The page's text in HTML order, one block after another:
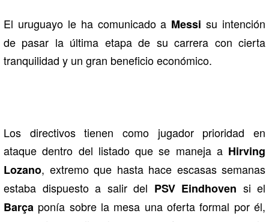
El uruguayo le ha comunicado a Messi su intención
de pasar la última etapa de su carrera con cierta
tranquilidad y un gran beneficio económico.
Los directivos tienen como jugador prioridad en
ataque dentro del listado que se maneja a Hirving
Lozano, extremo que hasta hace escasas semanas
estaba dispuesto a salir del PSV Eindhoven si el
Barça ponía sobre la mesa una oferta formal por él,